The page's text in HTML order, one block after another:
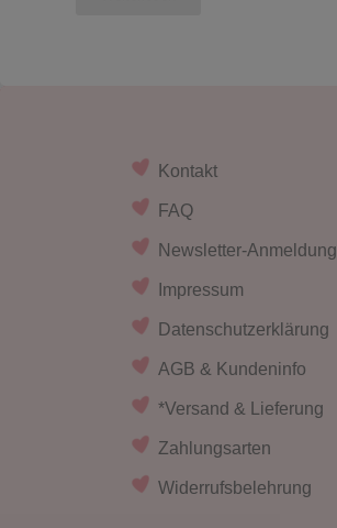
Kontakt
FAQ
Newsletter-Anmeldung
Impressum
Datenschutzerklärung
AGB & Kundeninfo
*Versand & Lieferung
Zahlungsarten
Widerrufsbelehrung